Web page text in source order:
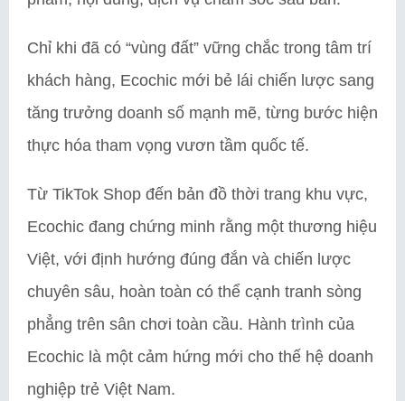
Chỉ khi đã có “vùng đất” vững chắc trong tâm trí
khách hàng, Ecochic mới bẻ lái chiến lược sang
tăng trưởng doanh số mạnh mẽ, từng bước hiện
thực hóa tham vọng vươn tầm quốc tế.
Từ TikTok Shop đến bản đồ thời trang khu vực,
Ecochic đang chứng minh rằng một thương hiệu
Việt, với định hướng đúng đắn và chiến lược
chuyên sâu, hoàn toàn có thể cạnh tranh sòng
phẳng trên sân chơi toàn cầu. Hành trình của
Ecochic là một cảm hứng mới cho thế hệ doanh
nghiệp trẻ Việt Nam.